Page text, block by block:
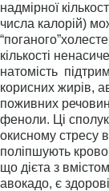
надмірної
числа калорій)
“поганого”
кількості
натомість
корисних жирів,
поживних речовин
феноли. Ці
окисному стресу
поліпшують
що дієта з
авокадо, є